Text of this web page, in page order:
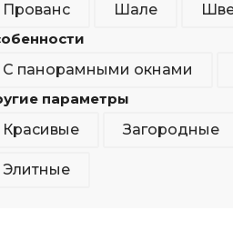
Прованс Шале
С панорамными окнами
параметры
Красивые
Загородные
Элитные